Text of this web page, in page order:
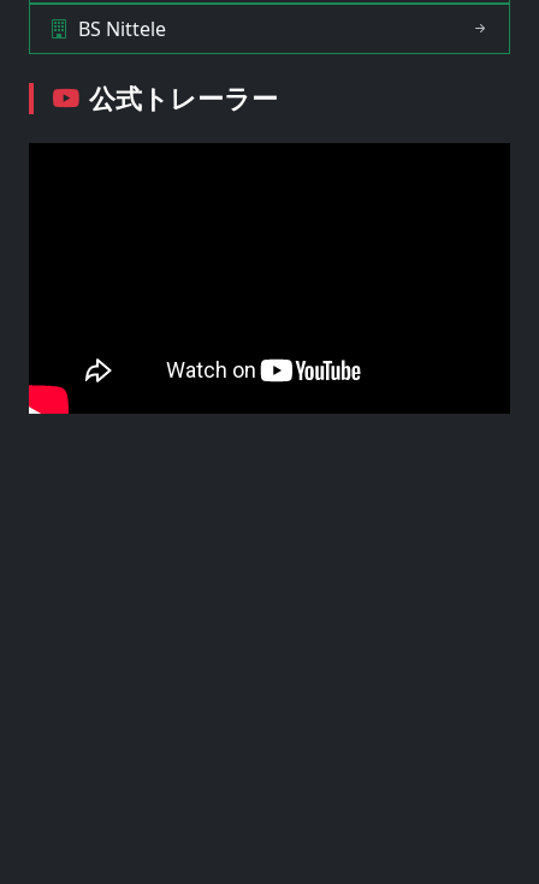
BS Nittele
公式トレーラー